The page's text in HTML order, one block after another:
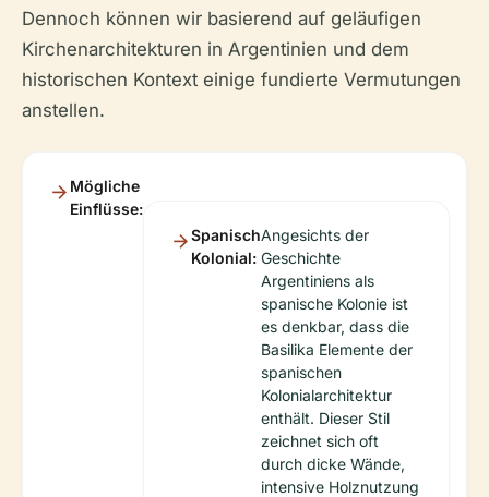
Dennoch können wir basierend auf geläufigen
Kirchenarchitekturen in Argentinien und dem
historischen Kontext einige fundierte Vermutungen
anstellen.
Mögliche
Einflüsse:
Spanisch
Kolonial:
Angesichts der
Geschichte
Argentiniens als
spanische Kolonie ist
es denkbar, dass die
Basilika Elemente der
spanischen
Kolonialarchitektur
enthält. Dieser Stil
zeichnet sich oft
durch dicke Wände,
intensive Holznutzung